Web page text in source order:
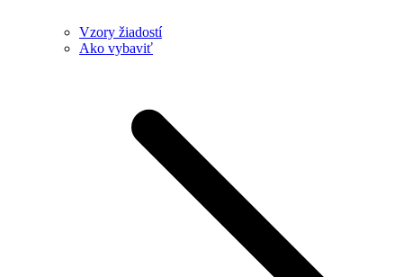
Vzory žiadostí
Ako vybaviť